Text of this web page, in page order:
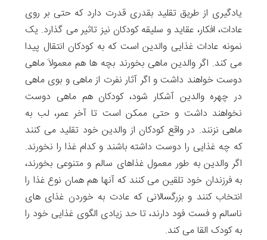
یادگیری از طریق تقلید بقدری قدرت دارد که حتی بر روی
عادات، افکار، عقاید و سلیقه کودکان نیز تاثیر می گذارد. یک
نمونه عادات غذایی والدین است که به کودکان انتقال پیدا
می کند. اگر والدین ماهی بخورند بچه ها هم معمولاَ ماهی
دوست خواهند داشت و اگر آثار نفرت از ماهی و بوی ماهی
در چهره والدین آشکار شود، کودکان هم ماهی دوست
نخواهند داشت و حتی ممکن است تا آخر عمر، لب به
ماهی نزنند. در واقع کودکان از والدین خود تقلید می کنند
که چه غذایی را دوست داشته باشند و کدام غذا را نخورند.
اگر والدین به طور معمول غذاهای سالم و متنوعی بخورند،
به فرزندان خود تلقین می کنند که آنها هم همان نوع غذا را
انتخاب کنند و بزرگسالانی که عادت به خوردن غذای های
ناسالم و فست فود دارند، تا حد زیادی الگوی غذایی خود را
به کودک القا می کند.